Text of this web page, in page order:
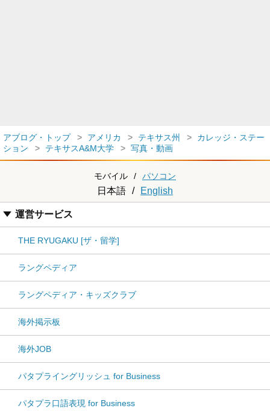
アブログ・トップ アメリカ テキサス州
カレッジ・ステー
ション
テキサスA&M大学 写真・動画
モバイル / パソコン
日本語 / English
運営サービス
THE RYUGAKU [ザ・留学]
ラングペディア
ラングペディア・キッズクラブ
海外掲示板
海外JOB
パタプライングリッシュ for Business
パタプラ口語表現 for Business